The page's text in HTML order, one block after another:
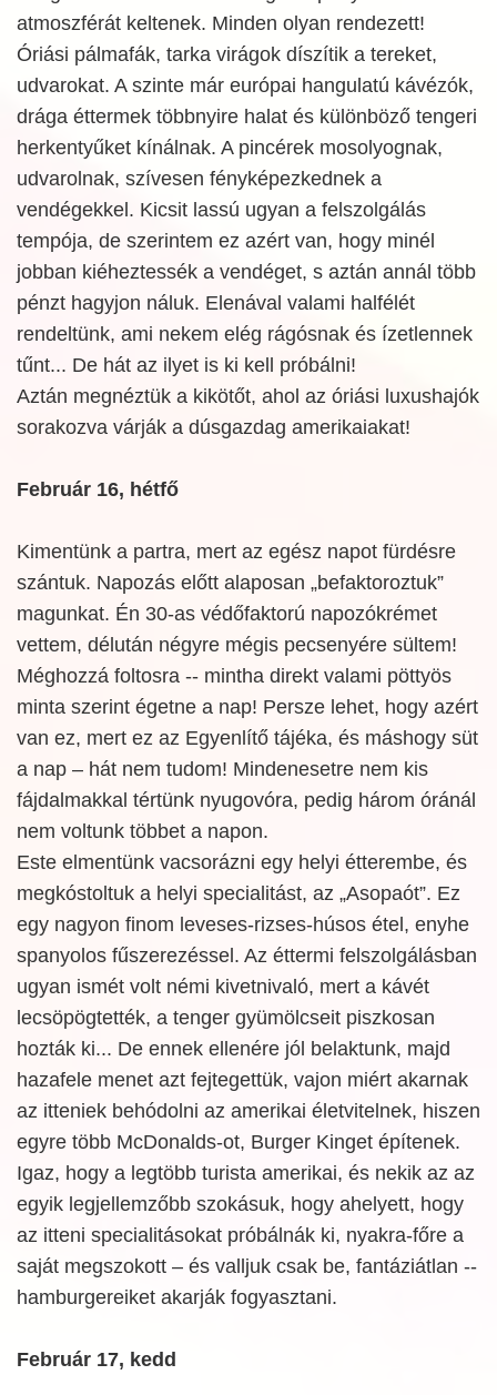
atmoszférát keltenek. Minden olyan rendezett!
Óriási pálmafák, tarka virágok díszítik a tereket,
udvarokat. A szinte már európai hangulatú kávézók,
drága éttermek többnyire halat és különböző tengeri
herkentyűket kínálnak. A pincérek mosolyognak,
udvarolnak, szívesen fényképezkednek a
vendégekkel. Kicsit lassú ugyan a felszolgálás
tempója, de szerintem ez azért van, hogy minél
jobban kiéheztessék a vendéget, s aztán annál több
pénzt hagyjon náluk. Elenával valami halfélét
rendeltünk, ami nekem elég rágósnak és ízetlennek
tűnt... De hát az ilyet is ki kell próbálni!
Aztán megnéztük a kikötőt, ahol az óriási luxushajók
sorakozva várják a dúsgazdag amerikaiakat!
Február 16, hétfő
Kimentünk a partra, mert az egész napot fürdésre
szántuk. Napozás előtt alaposan „befaktoroztuk”
magunkat. Én 30-as védőfaktorú napozókrémet
vettem, délután négyre mégis pecsenyére sültem!
Méghozzá foltosra -- mintha direkt valami pöttyös
minta szerint égetne a nap! Persze lehet, hogy azért
van ez, mert ez az Egyenlítő tájéka, és máshogy süt
a nap – hát nem tudom! Mindenesetre nem kis
fájdalmakkal tértünk nyugovóra, pedig három óránál
nem voltunk többet a napon.
Este elmentünk vacsorázni egy helyi étterembe, és
megkóstoltuk a helyi specialitást, az „Asopaót”. Ez
egy nagyon finom leveses-rizses-húsos étel, enyhe
spanyolos fűszerezéssel. Az éttermi felszolgálásban
ugyan ismét volt némi kivetnivaló, mert a kávét
lecsöpögtették, a tenger gyümölcseit piszkosan
hozták ki... De ennek ellenére jól belaktunk, majd
hazafele menet azt fejtegettük, vajon miért akarnak
az itteniek behódolni az amerikai életvitelnek, hiszen
egyre több McDonalds-ot, Burger Kinget építenek.
Igaz, hogy a legtöbb turista amerikai, és nekik az az
egyik legjellemzőbb szokásuk, hogy ahelyett, hogy
az itteni specialitásokat próbálnák ki, nyakra-főre a
saját megszokott – és valljuk csak be, fantáziátlan --
hamburgereiket akarják fogyasztani.
Február 17, kedd